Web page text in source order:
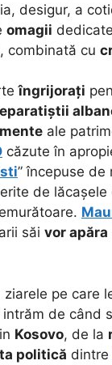
desigur, a
omagii
combinată cu
îngrijorați
ale
căzute în
” începuse
de lăcașele
săi vor apăra
ziarele pe care
intrăm de când
Kosovo, de la
politică dintre